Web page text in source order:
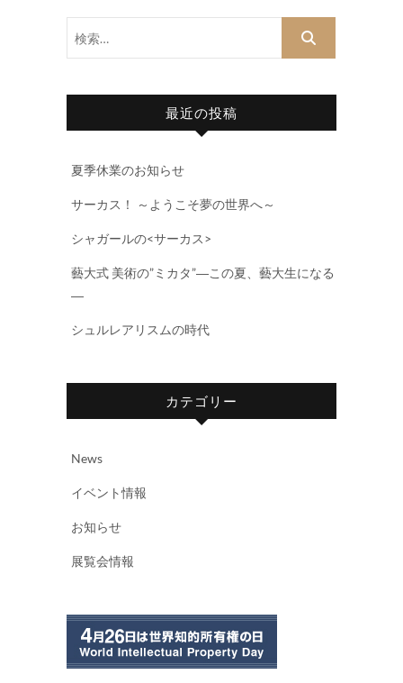
最近の投稿
夏季休業のお知らせ
サーカス！ ～ようこそ夢の世界へ～
シャガールの<サーカス>
藝大式 美術の”ミカタ”―この夏、藝大生になる
―
シュルレアリスムの時代
カテゴリー
News
イベント情報
お知らせ
展覧会情報